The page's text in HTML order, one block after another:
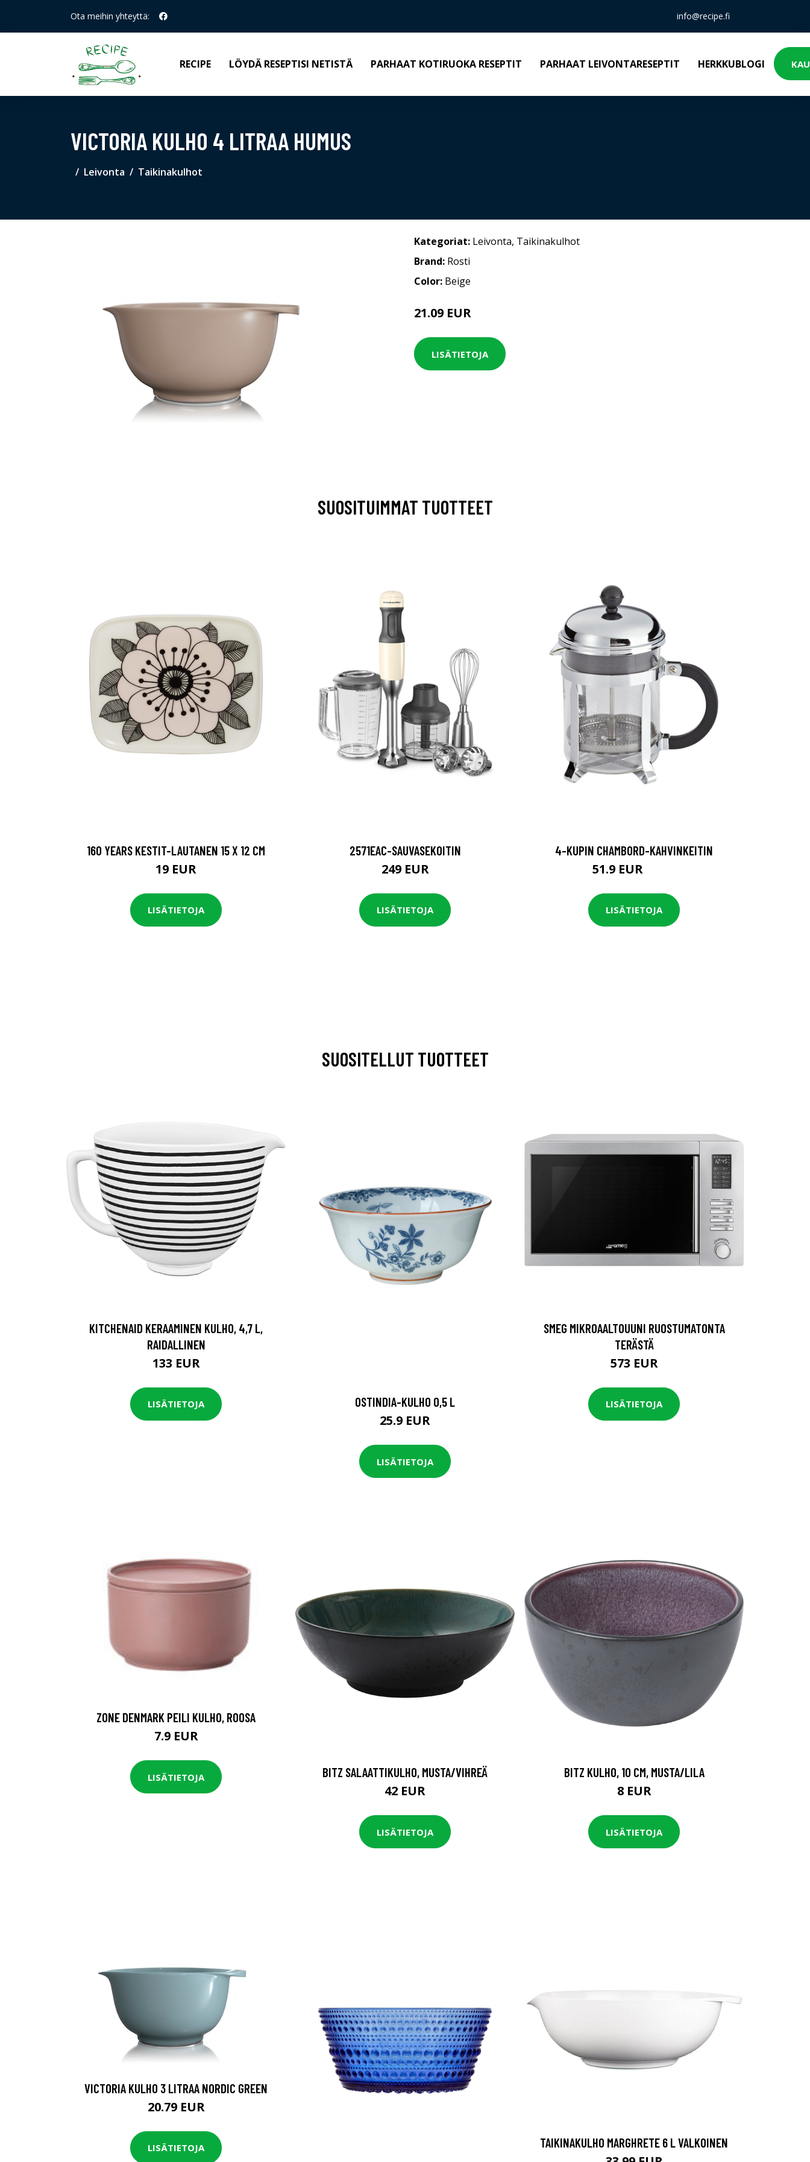
Ota meihin yhteyttä: info@recipe.fi
RECIPE LÖYDÄ RESEPTISI NETISTÄ PARHAAT KOTIRUOKA RESEPTIT PARHAAT LEIVONTARESEPTIT HERKKUBLOGI
VICTORIA KULHO 4 LITRAA HUMUS
Leivonta Taikinakulhot
Kategoriat: Leivonta, Taikinakulhot
Brand: Rosti
Color: Beige
21.09 EUR
LISÄTIETOJA
SUOSITUIMMAT TUOTTEET
160 YEARS KESTIT-LAUTANEN 15 X 12 CM
19 EUR
LISÄTIETOJA
2571EAC-SAUVASEKOITIN
249 EUR
LISÄTIETOJA
4-KUPIN CHAMBORD-KAHVINKEITIN
51.9 EUR
LISÄTIETOJA
SUOSITELLUT TUOTTEET
KITCHENAID KERAAMINEN KULHO, 4,7 L,
RAIDALLINEN
133 EUR
LISÄTIETOJA OSTINDIA-KULHO 0,5 L
25.9 EUR
LISÄTIETOJA
SMEG MIKROAALTOUUNI RUOSTUMATONTA
TERÄSTÄ
573 EUR
LISÄTIETOJA
ZONE DENMARK PEILI KULHO, ROOSA
7.9 EUR
LISÄTIETOJA BITZ SALAATTIKULHO, MUSTA/VIHREÄ
42 EUR
LISÄTIETOJA
BITZ KULHO, 10 CM, MUSTA/LILA
8 EUR
LISÄTIETOJA
VICTORIA KULHO 3 LITRAA NORDIC GREEN
20.79 EUR
LISÄTIETOJA TAIKINAKULHO MARGHRETE 6 L VALKOINEN